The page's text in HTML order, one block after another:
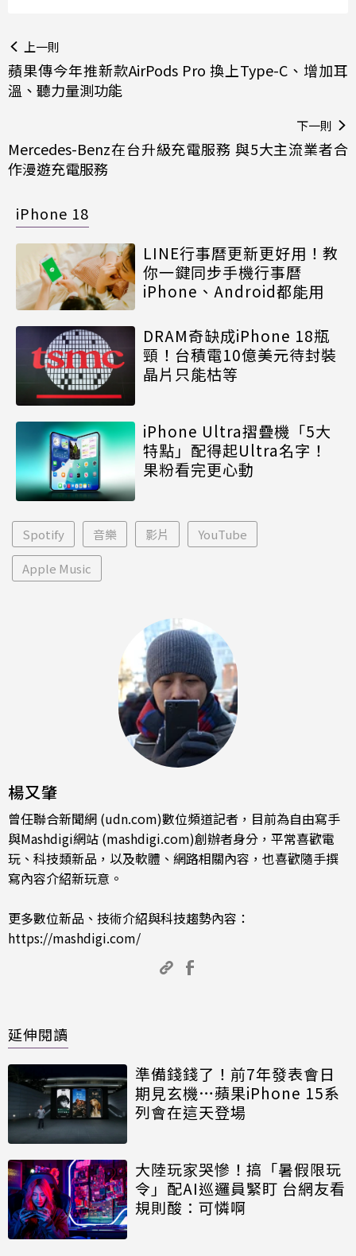
上一則
蘋果傳今年推新款AirPods Pro 換上Type-C、增加耳
溫、聽力量測功能
下一則
Mercedes-Benz在台升級充電服務 與5大主流業者合
作漫遊充電服務
iPhone 18
LINE行事曆更新更好用！教
你一鍵同步手機行事曆
iPhone、Android都能用
DRAM奇缺成iPhone 18瓶
頸！台積電10億美元待封裝
晶片只能枯等
iPhone Ultra摺疊機「5大
特點」配得起Ultra名字！
果粉看完更心動
Spotify 音樂 影片 YouTube
Apple Music
楊又肇
曾任聯合新聞網 (udn.com)數位頻道記者，目前為自由寫手
與Mashdigi網站 (mashdigi.com)創辦者身分，平常喜歡電
玩、科技類新品，以及軟體、網路相關內容，也喜歡隨手撰
寫內容介紹新玩意。
更多數位新品、技術介紹與科技趨勢內容：
https://mashdigi.com/
延伸閱讀
準備錢錢了！前7年發表會日
期見玄機…蘋果iPhone 15系
列會在這天登場
大陸玩家哭慘！搞「暑假限玩
令」配AI巡邏員緊盯 台網友看
規則酸：可憐啊